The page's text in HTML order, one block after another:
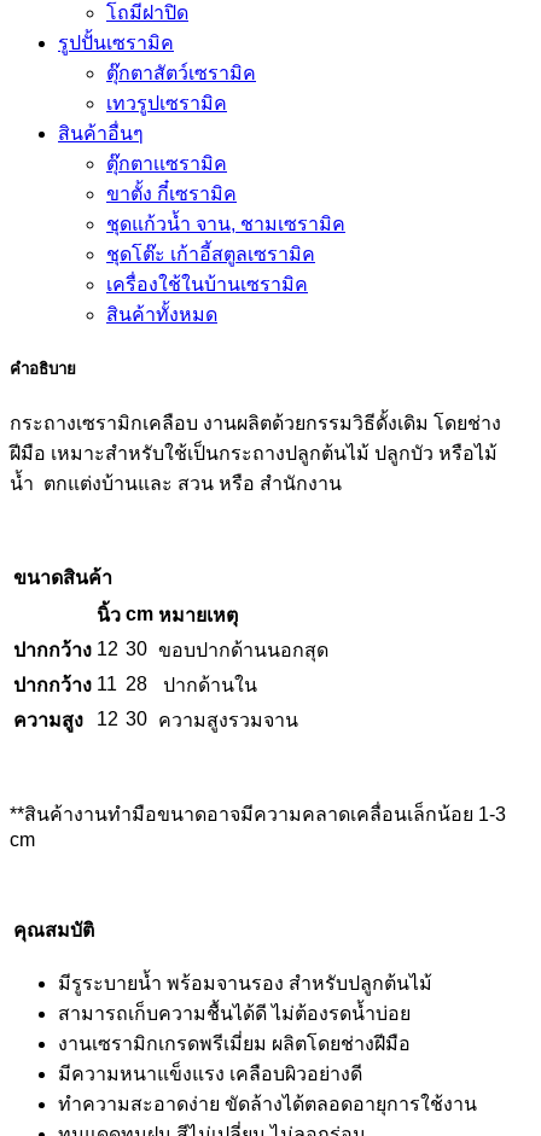
โถมีฝาปิด
รูปปั้นเซรามิค
ตุ๊กตาสัตว์เซรามิค
เทวรูปเซรามิค
สินค้าอื่นๆ
ตุ๊กตาเเซรามิค
ขาตั้ง กี๋เซรามิค
ชุดแก้วน้ำ จาน, ชามเซรามิค
ชุดโต๊ะ เก้าอี้สตูลเซรามิค
เครื่องใช้ในบ้านเซรามิค
สินค้าทั้งหมด
คำอธิบาย
กระถางเซรามิกเคลือบ งานผลิตด้วยกรรมวิธีดั้งเดิม โดยช่าง
ฝีมือ เหมาะสำหรับใช้เป็นกระถางปลูกต้นไม้ ปลูกบัว หรือไม้
น้ำ ตกแต่งบ้านและ สวน หรือ สำนักงาน
ขนาดสินค้า
นิ้ว cm หมายเหตุ
ปากกว้าง 12 30 ขอบปากด้านนอกสุด
ปากกว้าง 11 28
ปากด้านใน
ความสูง
12 30 ความสูงรวมจาน
**สินค้างานทำมือขนาดอาจมีความคลาดเคลื่อนเล็กน้อย 1-3
cm
คุณสมบัติ
มีรูระบายน้ำ พร้อมจานรอง สำหรับปลูกต้นไม้
สามารถเก็บความชื้นได้ดี ไม่ต้องรดน้ำบ่อย
งานเซรามิกเกรดพรีเมี่ยม ผลิตโดยช่างฝีมือ
มีความหนาแข็งแรง เคลือบผิวอย่างดี
ทำความสะอาดง่าย ขัดล้างได้ตลอดอายุการใช้งาน